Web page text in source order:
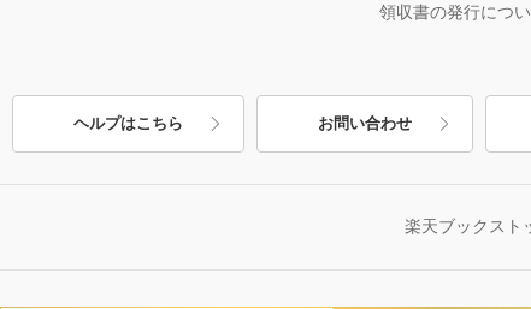
領収書の発行につ
ヘルプはこちら お問い合わせ
楽天ブックスト